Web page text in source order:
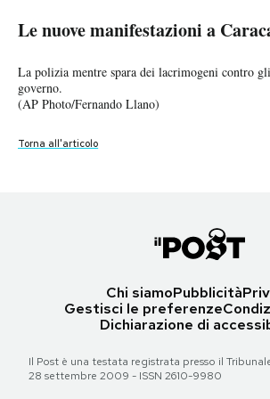
PODCAST
NEWSLETTER
I MIEI PREFERITI
AREA PERSONALE
Area Personale
Le nuove manifestazioni a
Scontri tra manifestanti contrari al governo e
Photo/Fernando Llano)
Le nuove manifestazioni a
Scontri tra manifestanti contrari al governo e
Photo/Fernando Llano)
Le nuove manifestazioni a
La polizia mentre spara dei lacrimogeni contro
governo.
(AP Photo/Fernando Llano)
Torna all'articolo
Le nuove manifestazioni a
Scontri tra manifestanti contrari al governo e
(AP Photo/Fernando Llano)
Le nuove manifestazioni a
Una foto di alcuni sostenitori del governo a
manifestazione.
(AP Photo/Alejandro Cegarra)
Torna all'articolo
Chi siamoPubblicità
Gestisci le preferenze
Dichiarazione di
Il Post è una testata registrata presso il
28 settembre 2009 - ISSN 2610-9980